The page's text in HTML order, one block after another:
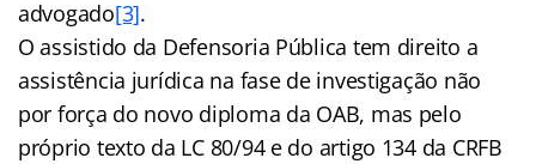
advogado[3].
O assistido da Defensoria Pública tem direito a
assistência jurídica na fase de investigação não
por força do novo diploma da OAB, mas pelo
próprio texto da LC 80/94 e do artigo 134 da CRFB